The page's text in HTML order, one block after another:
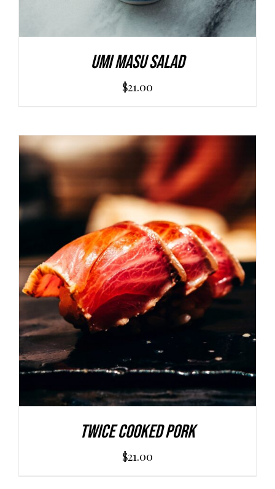
Umi Masu Salad
$21.00
AGGIUNGI AL CARRELLO / DETAILS
Twice Cooked Pork
$21.00